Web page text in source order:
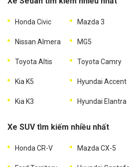
Honda Civic Mazda 3
Nissan Almera MG5
Toyota Altis Toyota Camry
Kia K5 Hyundai Accent
Kia K3 Hyundai Elantra
Xe SUV tìm kiếm nhiều nhất
Honda CR-V Mazda CX-5